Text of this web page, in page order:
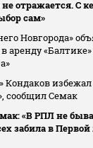
отражается. С
сам»
Новгорода»
«Балтике»
Кондаков
сообщил Семак
«В РПЛ не
забила в